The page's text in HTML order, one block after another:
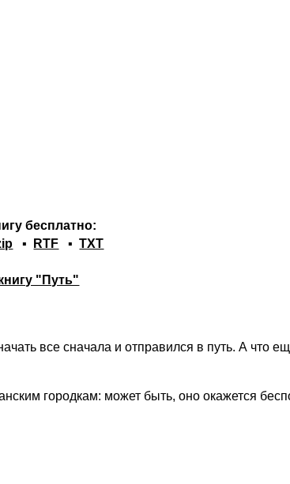
бесплатно:
▪ RTF ▪TXT
"Путь"
все сначала и отправился в путь. А что
городкам: может быть, оно окажется